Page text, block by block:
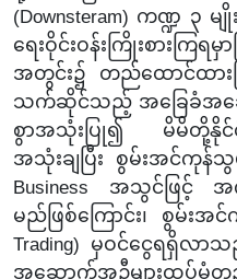
(Downsteram) ကဏ္ဍ ၃
ရေးဝိုင်းဝန်းကြိုးစားက
အတွင်း၌ တည်ထောင်ထားပ
သက်ဆိုင်သည့် အခြေခံအဆ
စွာအသုံးပြု၍ မိမိတို့နိုင်
အသုံးချပြီး စွမ်းအင်ကုန်သွ
Business အသွင်ဖြင့် အ
မည်ဖြစ်ကြောင်း၊ စွမ်းအ
Trading) မှဝင်ငွေရရှိ
အဆောက်အဦများထပ်မံတ